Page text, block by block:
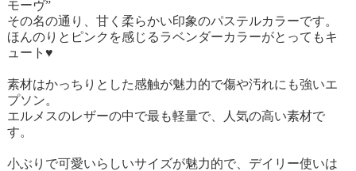
モーヴ”
その名の通り、甘く柔らかい印象のパステルカラーです。
ほんのりとピンクを感じるラベンダーカラーがとってもキ
ュート♥
素材はかっちりとした感触が魅力的で傷や汚れにも強いエ
プソン。
エルメスのレザーの中で最も軽量で、人気の高い素材で
す。
小ぶりで可愛いらしいサイズが魅力的で、デイリー使いは